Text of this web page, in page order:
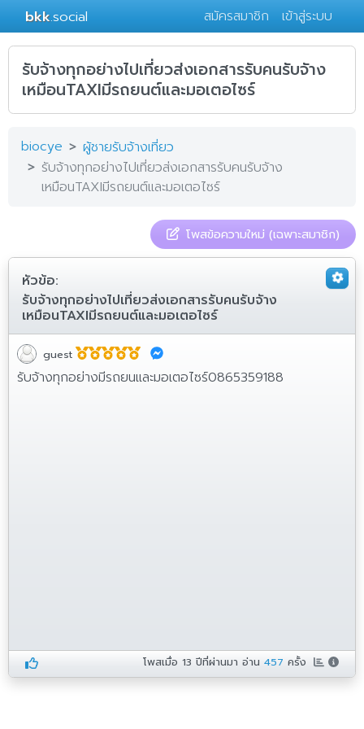
bkk.social สมัครสมาชิก เข้าสู่ระบบ
รับจ้างทุกอย่างไปเที่ยวส่งเอกสารรับคนรับจัาง
เหมือนTAXIมีรถยนต์และมอเตอไซร์
biocye
ผู้ชายรับจ้างเที่ยว
รับจ้างทุกอย่างไปเที่ยวส่งเอกสารรับคนรับจัาง
เหมือนTAXIมีรถยนต์และมอเตอไซร์
โพสข้อความใหม่ (เฉพาะสมาชิก)
หัวข้อ:
รับจ้างทุกอย่างไปเที่ยวส่งเอกสารรับคนรับจัาง
เหมือนTAXIมีรถยนต์และมอเตอไซร์
guest
รับจ้างทุกอย่างมีรถยนและมอเตอไซร์0865359188
โพสเมื่อ13 ปีที่ผ่านมา อ่าน457 ครั้ง